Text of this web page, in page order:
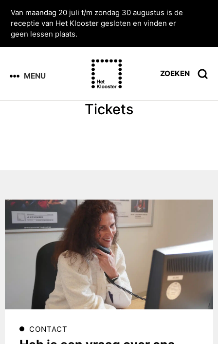
Van maandag 20 juli t/m zondag 30 augustus is de
receptie van Het Klooster gesloten en vinden er
geen lessen plaats.
MENU ZOEKEN
Tickets
CONTACT